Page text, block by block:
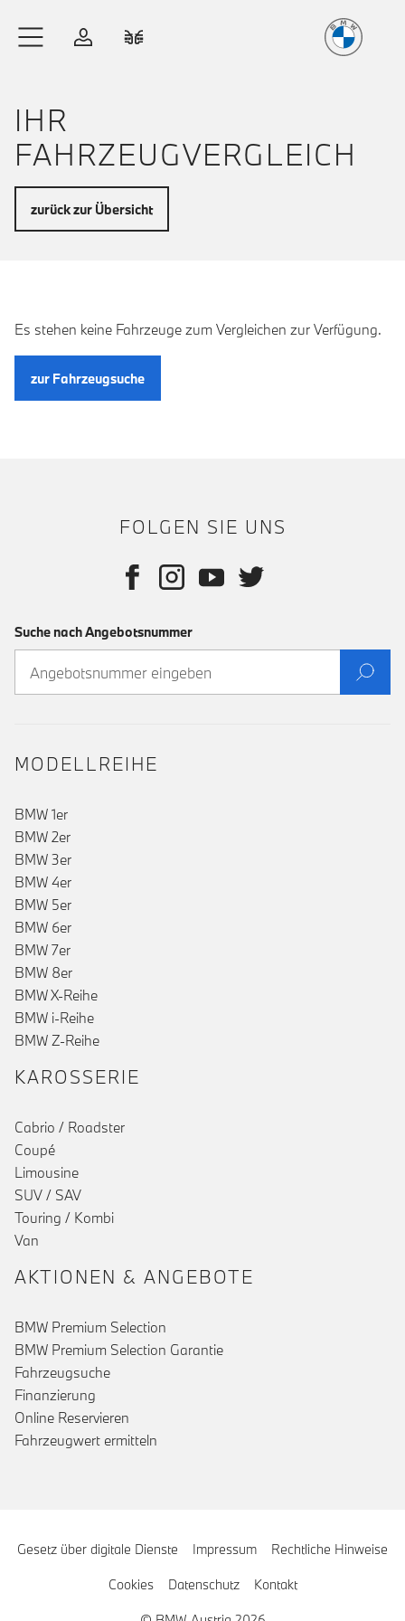
Anmelden
IHR
FAHRZEUGVERGLEICH
zurück zur Übersicht
Es stehen keine Fahrzeuge zum Vergleichen zur Verfügung.
zur Fahrzeugsuche
FOLGEN SIE UNS
Suche nach Angebotsnummer
MODELLREIHE
BMW 1er
BMW 2er
BMW 3er
BMW 4er
BMW 5er
BMW 6er
BMW 7er
BMW 8er
BMW X-Reihe
BMW i-Reihe
BMW Z-Reihe
KAROSSERIE
Cabrio / Roadster
Coupé
Limousine
SUV / SAV
Touring / Kombi
Van
AKTIONEN & ANGEBOTE
BMW Premium Selection
BMW Premium Selection Garantie
Fahrzeugsuche
Finanzierung
Online Reservieren
Fahrzeugwert ermitteln
Gesetz über digitale Dienste Impressum Rechtliche Hinweise
Cookies Datenschutz Kontakt